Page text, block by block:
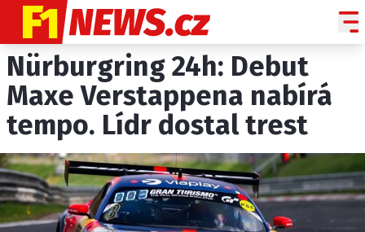
NOVINKY
GRAND PRIX
PADDOCK LINE
HISTORIE GP
PROFILY JEZDCŮ
PROFILY TÝMŮ
Nürburgring 24h: Debut
Maxe Verstappena nabírá
tempo. Lídr dostal trest